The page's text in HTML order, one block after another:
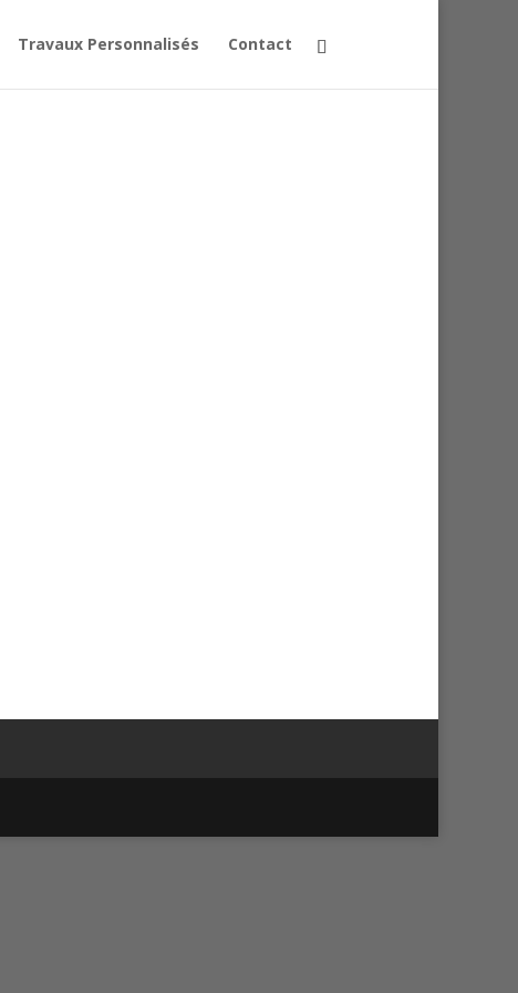
Travaux Personnalisés
Contact